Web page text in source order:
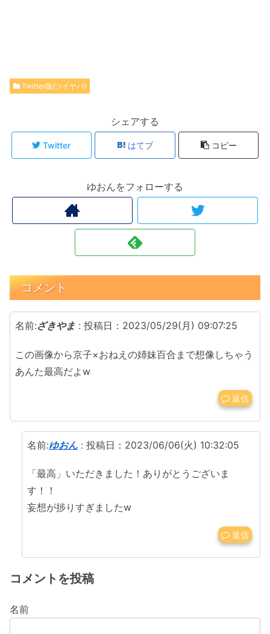
Twitter版(ツイヤバ)
シェアする
Twitter はてブ コピー
ゆおんをフォローする
コメント
名前:ざきやま : 投稿日：2023/05/29(月) 09:07:25
この画像から京子×おねえの姉妹百合まで想像しちゃう
あんた最高だよw
返信
名前:ゆおん : 投稿日：2023/06/06(火) 10:32:05
「最高」いただきました！ありがとうございま
す！！
妄想が捗りすぎましたw
返信
コメントを投稿
名前